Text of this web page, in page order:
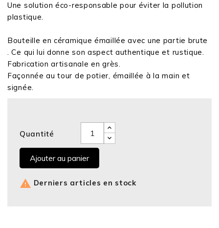
Une solution éco-responsable pour éviter la pollution
plastique.
Bouteille en céramique émaillée avec une partie brute
. Ce qui lui donne son aspect authentique et rustique.
Fabrication artisanale en grès.
Façonnée au tour de potier, émaillée à la main et
signée.
Quantité
Ajouter au panier
 Derniers articles en stock